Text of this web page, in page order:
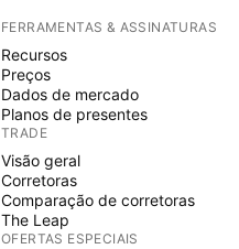
FERRAMENTAS & ASSINATURAS
Recursos
Preços
Dados de mercado
Planos de presentes
TRADE
Visão geral
Corretoras
Comparação de corretoras
The Leap
OFERTAS ESPECIAIS